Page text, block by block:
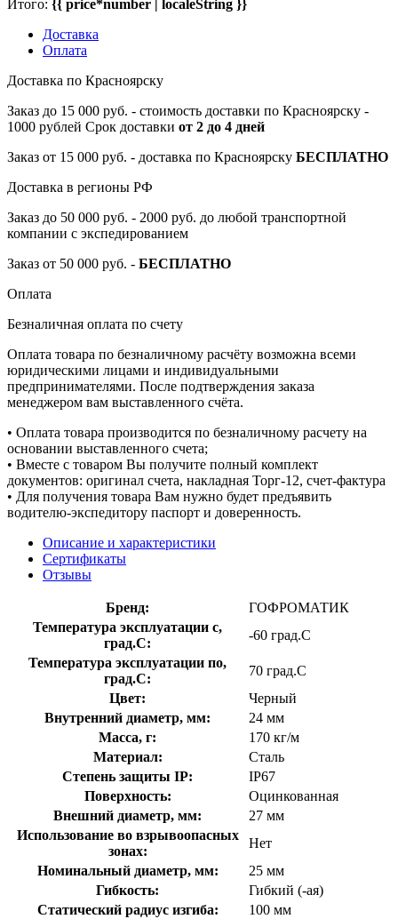
Итого: {{ price*number | localeString }}
Доставка
Оплата
Доставка по Красноярску
Заказ до 15 000 руб. - стоимость доставки по Красноярску -
1000 рублей Срок доставки от 2 до 4 дней
Заказ от 15 000 руб. - доставка по Красноярску БЕСПЛАТНО
Доставка в регионы РФ
Заказ до 50 000 руб. - 2000 руб. до любой транспортной
компании с экспедированием
Заказ от 50 000 руб. - БЕСПЛАТНО
Оплата
Безналичная оплата по счету
Оплата товара по безналичному расчёту возможна всеми
юридическими лицами и индивидуальными
предпринимателями. После подтверждения заказа
менеджером вам выставленного счёта.
• Оплата товара производится по безналичному расчету на
основании выставленного счета;
• Вместе с товаром Вы получите полный комплект
документов: оригинал счета, накладная Торг-12, счет-фактура
• Для получения товара Вам нужно будет предъявить
водителю-экспедитору паспорт и доверенность.
Описание и характеристики
Сертификаты
Отзывы
Бренд:
ГОФРОМАТИК
Температура эксплуатации с,
град.C:
-60 град.C
Температура эксплуатации по,
град.C:
70 град.C
Цвет:
Черный
Внутренний диаметр, мм:
24 мм
Масса, г:
170 кг/м
Материал:
Сталь
Степень защиты IP:
IP67
Поверхность:
Оцинкованная
Внешний диаметр, мм:
27 мм
Использование во взрывоопасных
зонах:
Нет
Номинальный диаметр, мм:
25 мм
Гибкость:
Гибкий (-ая)
Статический радиус изгиба:
100 мм